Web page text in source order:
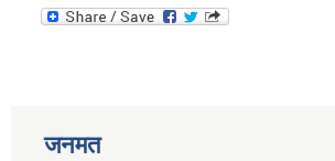
जनमत